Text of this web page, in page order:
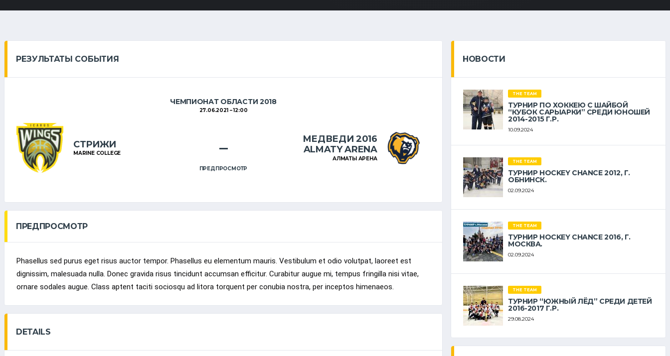
РЕЗУЛЬТАТЫ СОБЫТИЯ
ЧЕМПИОНАТ ОБЛАСТИ 2018
27.06.2021 12:00
СТРИЖИ
MARINE COLLEGE
МЕДВЕДИ 2016
ALMATY ARENA
АЛМАТЫ АРЕНА
–
ПРЕДПРОСМОТР
ПРЕДПРОСМОТР
Phasellus sed purus eget risus auctor tempor. Phasellus eu elementum mauris. Vestibulum et odio volutpat, laoreet est
dignissim, malesuada nulla. Donec gravida risus tincidunt accumsan efficitur. Curabitur augue mi, tempus fringilla nisi vitae,
ornare sodales augue. Class aptent taciti sociosqu ad litora torquent per conubia nostra, per inceptos himenaeos.
DETAILS
НОВОСТИ
THE TEAM
ТУРНИР ПО ХОККЕЮ С ШАЙБОЙ
“КУБОК САРЫАРКИ” СРЕДИ ЮНОШЕЙ
2014-2015 Г.Р.
10.09.2024
THE TEAM
ТУРНИР HOCKEY CHANCE 2012, Г.
ОБНИНСК.
02.09.2024
THE TEAM
ТУРНИР HOCKEY CHANCE 2016, Г.
МОСКВА.
02.09.2024
THE TEAM
ТУРНИР “ЮЖНЫЙ ЛЁД” СРЕДИ ДЕТЕЙ
2016-2017 Г.Р.
29.08.2024